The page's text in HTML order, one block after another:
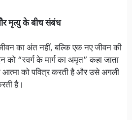
मृत्यु के बीच संबंध
का अंत नहीं, बल्कि एक नए जीवन की
को “स्वर्ग के मार्ग का अमृत” कहा जाता
आत्मा को पवित्र करती है और उसे अगली
है।